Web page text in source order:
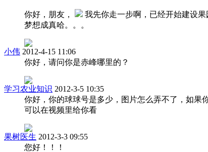
你好，朋友，
我先你走一步啊，已经开始建设
梦想成真哈。。。
小伟 2012-4-15 11:06
你好，请问你是赤峰哪里的？
学习农业知识 2012-3-5 10:35
你好，你的球球号是多少，图片怎么弄不了，如果
可以在视频里给你看
果树医生 2012-3-3 09:55
您好！！！